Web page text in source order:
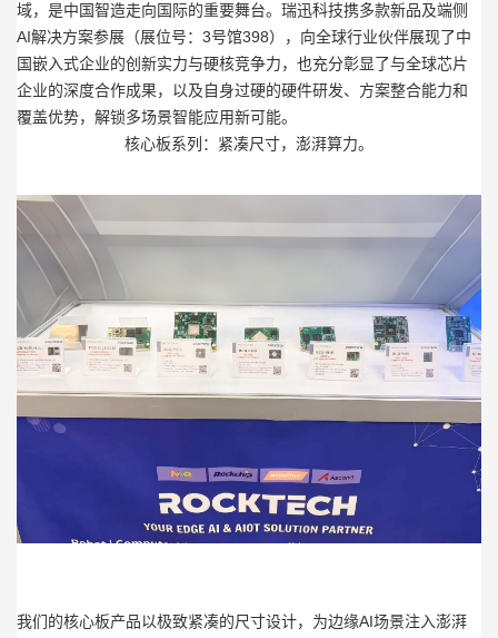
域，是中国智造走向国际的重要舞台。瑞迅科技携多款新品及端侧
AI解决方案参展（展位号：3号馆398），向全球行业伙伴展现了中
国嵌入式企业的创新实力与硬核竞争力，也充分彰显了与全球芯片
企业的深度合作成果，以及自身过硬的硬件研发、方案整合能力和
覆盖优势，解锁多场景智能应用新可能。
核心板系列：紧凑尺寸，澎湃算力。
我们的核心板产品以极致紧凑的尺寸设计，为边缘AI场景注入澎湃